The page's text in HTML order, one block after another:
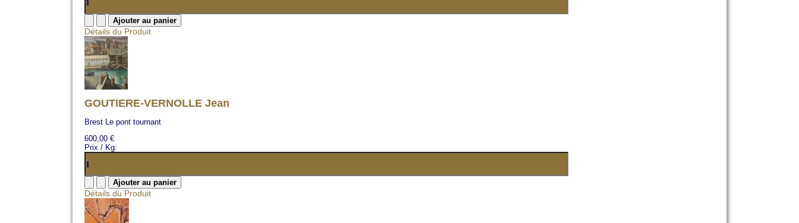
Détails du Produit
GOUTIERE-VERNOLLE Jean
Brest Le pont tournant
600,00 €
Prix / Kg:
Détails du Produit